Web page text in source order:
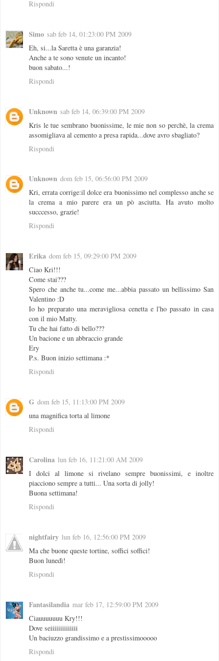
Rispondi
Simo sab feb 14, 01:23:00 PM 2009
Eh, si...la Saretta è una garanzia!
Anche a te sono venute un incanto!
buon sabato...!
Rispondi
Unknown sab feb 14, 06:39:00 PM 2009
Kris le tue sembrano buonissime, le mie non so perchè, la crema
assomigliava al cemento a presa rapida...dove avro sbagliato?
Rispondi
Unknown dom feb 15, 06:56:00 PM 2009
Kri, errata corrige:il dolce era buonissimo nel complesso anche se
la crema a mio parere era un pò asciutta. Ha avuto molto
succcesso, grazie!
Rispondi
Erika dom feb 15, 09:29:00 PM 2009
Ciao Kri!!!
Come stai???
Spero che anche tu...come me...abbia passato un bellissimo San
Valentino :D
Io ho preparato una meravigliosa cenetta e l'ho passato in casa
con il mio Matty.
Tu che hai fatto di bello???
Un bacione e un abbraccio grande
Ery
P.s. Buon inizio settimana :*
Rispondi
G dom feb 15, 11:13:00 PM 2009
una magnifica torta al limone
Rispondi
Carolina lun feb 16, 11:21:00 AM 2009
I dolci al limone si rivelano sempre buonissimi, e inoltre
piacciono sempre a tutti... Una sorta di jolly!
Buona settimana!
Rispondi
nightfairy lun feb 16, 12:56:00 PM 2009
Ma che buone queste tortine, soffici soffici!
Buon lunedì!
Rispondi
Fantasilandia mar feb 17, 12:59:00 PM 2009
Ciauuuuuuu Kry!!!
Dove seiiiiiiiiiiiiii
Un baciuzzo grandissimo e a prestissimooooo
Rispondi